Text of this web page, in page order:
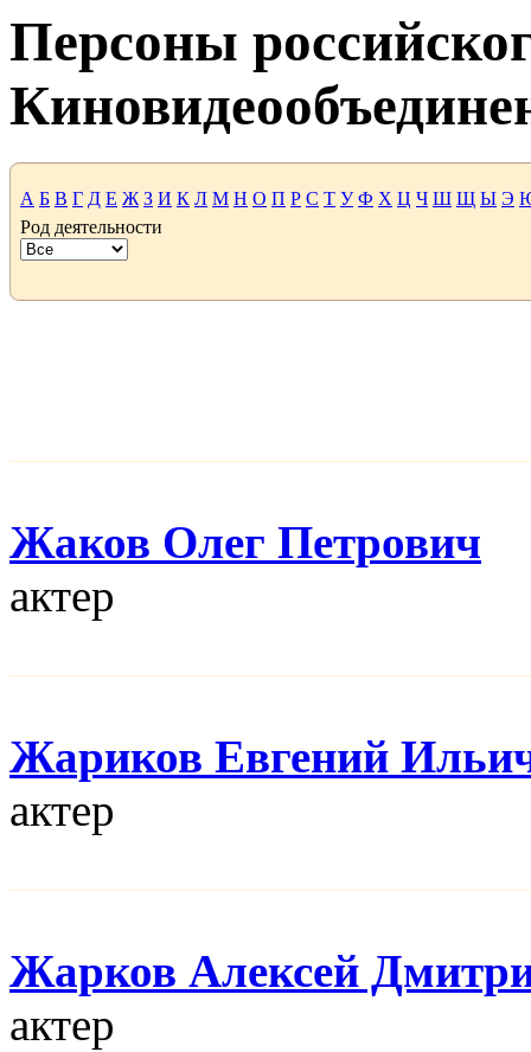
Персоны
А Б В Г Д Е Ж З И К Л М Н О П Р С Т У Ф Х Ц Ч Ш Щ Ы Э
Род деятельности
Жаков Олег Петрович
актер
Жариков Евгений
актер
Жарков Алексей
актер